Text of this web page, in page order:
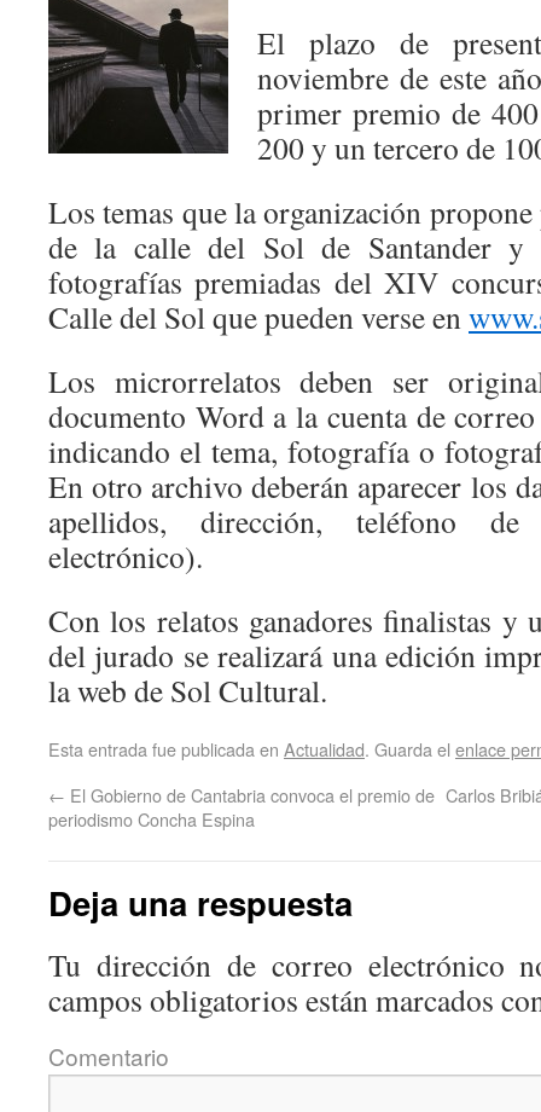
El plazo de
noviembre de este
primer premio de
200 y un tercero de
Los temas que la organización
de la calle del Sol de Santander y
fotografías premiadas del XIV
Calle del Sol que pueden verse en
Los microrrelatos deben ser
documento Word a la cuenta de
indicando el tema, fotografía o
En otro archivo deberán aparecer los
apellidos, dirección, teléfono
electrónico).
Con los relatos ganadores finalistas y
del jurado se realizará una edición
la web de Sol Cultural.
Esta entrada fue publicada en Actualidad. Guarda el enlace
← El Gobierno de Cantabria convoca el premio de
periodismo Concha Espina
Carlos
Deja una respuesta
Tu dirección de correo electrónico
campos obligatorios están marcados